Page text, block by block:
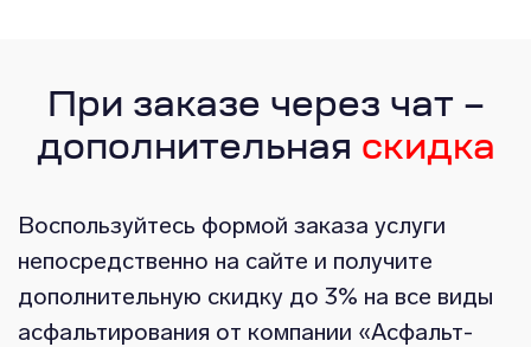
При заказе через чат –
дополнительная скидка
Воспользуйтесь формой заказа услуги
непосредственно на сайте и получите
дополнительную скидку до 3% на все виды
асфальтирования от компании «Асфальт-